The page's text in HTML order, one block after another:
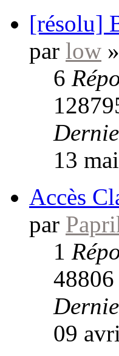
[résolu]
par low »
6
13
Accès
par
1
48806
09